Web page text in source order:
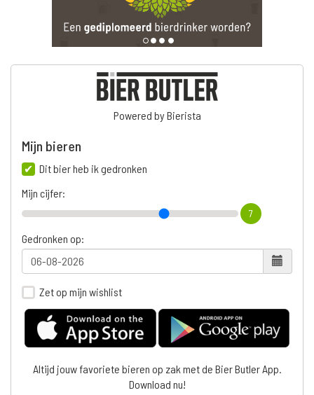
Powered by Bierista
Mijn bieren
Dit bier heb ik gedronken
Mijn cijfer:
7
Gedronken op:
Zet op mijn wishlist
Altijd jouw favoriete bieren op zak met de Bier Butler App.
Download nu!